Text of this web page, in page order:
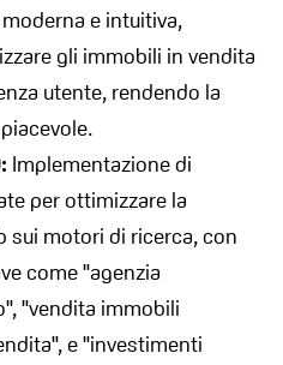
e intuitiva,
gli immobili in vendita
utente, rendendo la
Implementazione di
per ottimizzare la
sui motori di ricerca, con
come "agenzia
"vendita immobili
e "investimenti